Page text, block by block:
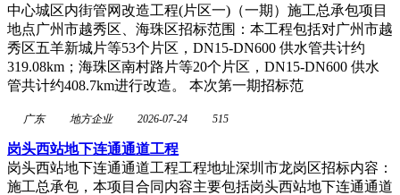
中心城区内街管网改造工程(片区一)（一期）施工总承包项目
地点广州市越秀区、海珠区招标范围：本工程包括对广州市越
秀区五羊新城片等53个片区，DN15-DN600 供水管共计约
319.08km；海珠区南村路片等20个片区，DN15-DN600 供水
管共计约408.7km进行改造。 本次第一期招标范
广东 地方企业 2026-07-24 515
岗头西站地下连通通道工程
岗头西站地下连通通道工程工程地址深圳市龙岗区招标内容：
施工总承包，本项目合同内容主要包括岗头西站地下连通通道